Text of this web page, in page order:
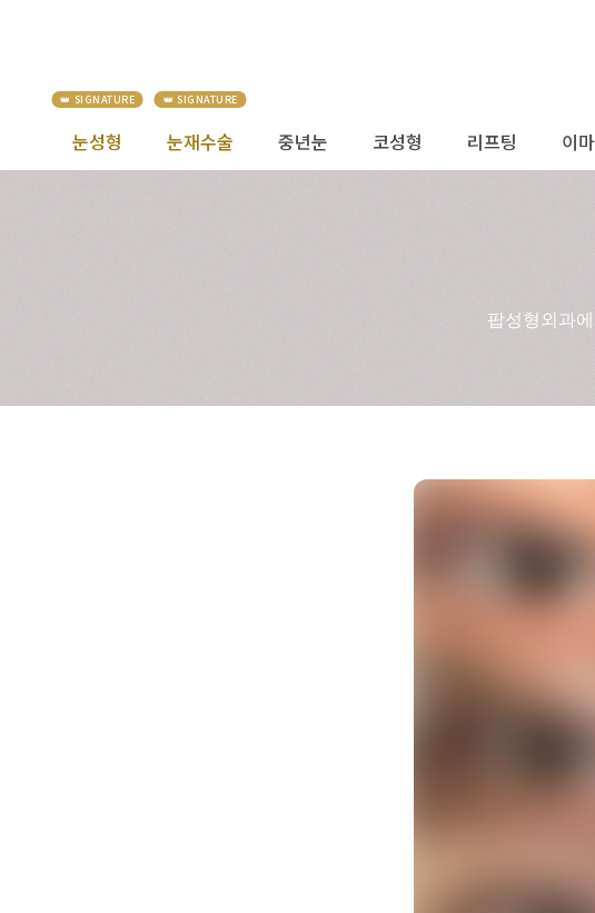
눈성형 눈재수술 중년눈 코성형 리프팅 이
팝성형외과